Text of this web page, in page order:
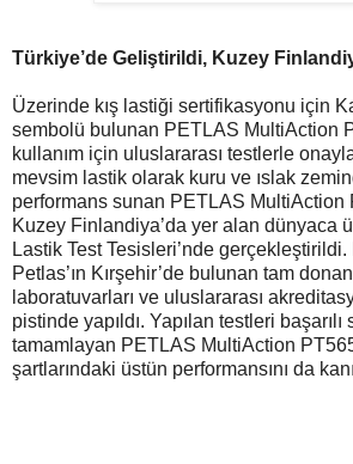
Türkiye’de Geliştirildi, Kuzey
Üzerinde kış lastiği sertifikasyonu için
sembolü bulunan PETLAS MultiAction
kullanım için uluslararası testlerle
mevsim lastik olarak kuru ve ıslak
performans sunan PETLAS MultiAction
Kuzey Finlandiya’da yer alan dünyaca
Lastik Test Tesisleri’nde
Petlas’ın Kırşehir’de bulunan tam
laboratuvarları ve uluslararası
pistinde yapıldı. Yapılan testleri
tamamlayan PETLAS MultiAction
şartlarındaki üstün performansını da